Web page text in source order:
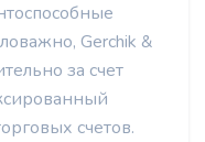
Gerchik &
за счет
счетов.